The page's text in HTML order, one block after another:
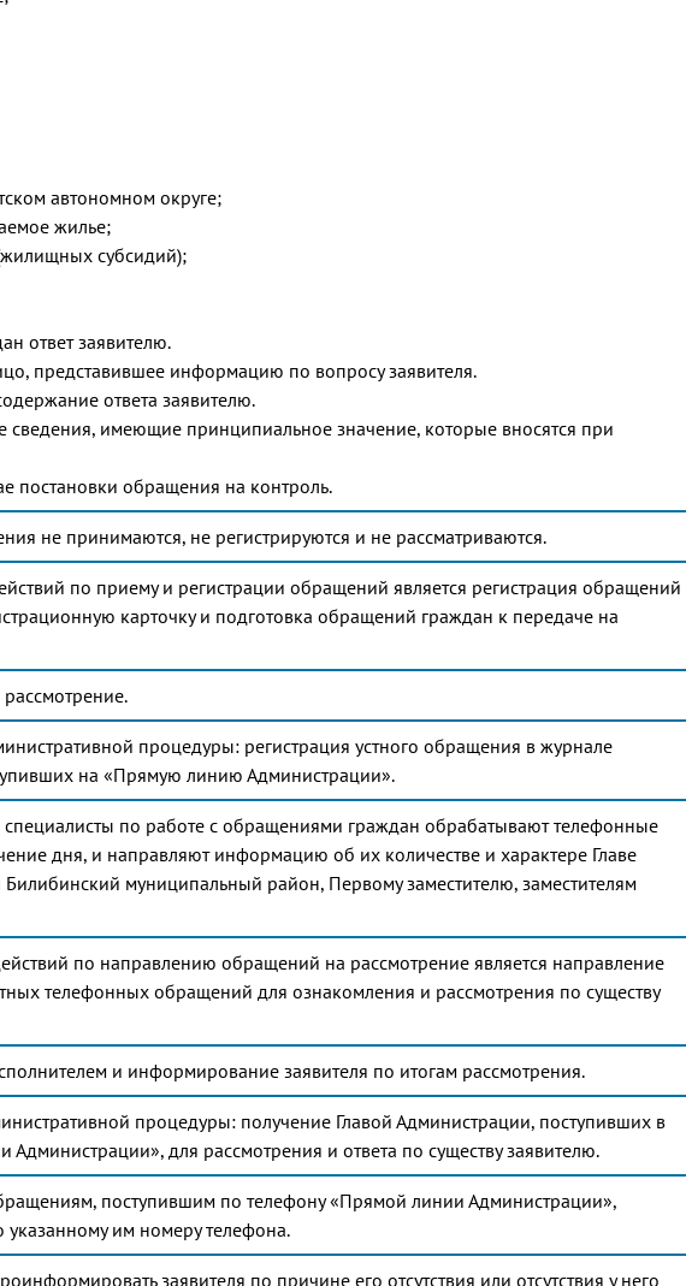
автономном округе;
жилье;
субсидий);
ответ заявителю.
представившее информацию по вопросу заявителя.
ответа заявителю.
имеющие принципиальное значение, которые вносятся при
постановки обращения на контроль.
не принимаются, не регистрируются и не рассматриваются.
по приему и регистрации обращений является регистрация обращений
карточку и подготовка обращений граждан к передаче на
процедуры: регистрация устного обращения в журнале
на «Прямую линию Администрации».
по работе с обращениями граждан обрабатывают телефонные
дня, и направляют информацию об их количестве и характере Главе
муниципальный район, Первому заместителю, заместителям
по направлению обращений на рассмотрение является направление
телефонных обращений для ознакомления и рассмотрения по существу
и информирование заявителя по итогам рассмотрения.
процедуры: получение Главой Администрации, поступивших в
для рассмотрения и ответа по существу заявителю.
поступившим по телефону «Прямой линии Администрации»,
указанному им номеру телефона.
заявителя по причине его отсутствия или отсутствия у него